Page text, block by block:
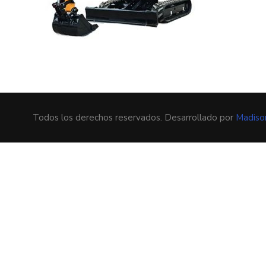
Todos los derechos reservados. Desarrollado por